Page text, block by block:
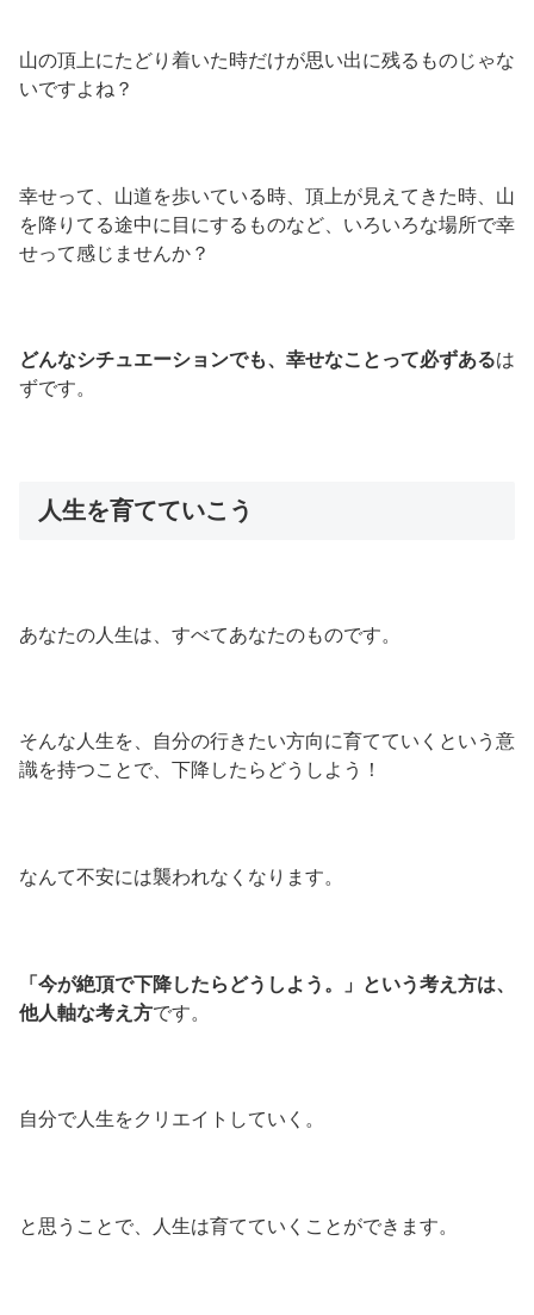
山の頂上にたどり着いた時だけが思い出に残るものじゃな
いですよね？
幸せって、山道を歩いている時、頂上が見えてきた時、山
を降りてる途中に目にするものなど、いろいろな場所で幸
せって感じませんか？
どんなシチュエーションでも、幸せなことって必ずあるは
ずです。
人生を育てていこう
あなたの人生は、すべてあなたのものです。
そんな人生を、自分の行きたい方向に育てていくという意
識を持つことで、下降したらどうしよう！
なんて不安には襲われなくなります。
「今が絶頂で下降したらどうしよう。」という考え方は、
他人軸な考え方です。
自分で人生をクリエイトしていく。
と思うことで、人生は育てていくことができます。